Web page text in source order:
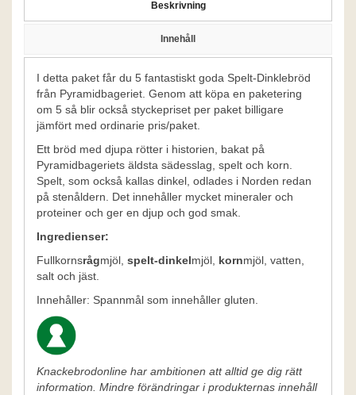
Beskrivning
Innehåll
I detta paket får du 5 fantastiskt goda Spelt-Dinklebröd
från Pyramidbageriet. Genom att köpa en paketering
om 5 så blir också styckepriset per paket billigare
jämfört med ordinarie pris/paket.
Ett bröd med djupa rötter i historien, bakat på
Pyramidbageriets äldsta sädesslag, spelt och korn.
Spelt, som också kallas dinkel, odlades i Norden redan
på stenåldern. Det innehåller mycket mineraler och
proteiner och ger en djup och god smak.
Ingredienser:
Fullkornsrågmjöl, spelt-dinkelmjöl, kornmjöl, vatten,
salt och jäst.
Innehåller: Spannmål som innehåller gluten.
Knackebrodonline har ambitionen att alltid ge dig rätt
information. Mindre förändringar i produkternas innehåll